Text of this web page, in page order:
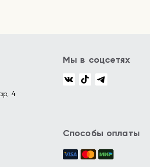
4
Мы в соцсетях
Способы оплаты